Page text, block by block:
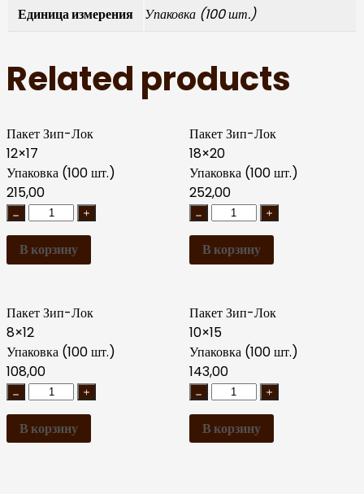
Единица измерения
Упаковка (100 шт.)
Related products
Пакет Зип-Лок
12×17
Упаковка (100 шт.)
215,00
В корзину
Пакет Зип-Лок
18×20
Упаковка (100 шт.)
252,00
В корзину
Пакет Зип-Лок
8×12
Упаковка (100 шт.)
108,00
В корзину
Пакет Зип-Лок
10×15
Упаковка (100 шт.)
143,00
В корзину